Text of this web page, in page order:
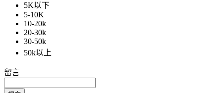
5K以下
5-10K
10-20k
20-30k
30-50k
50k以上
留言